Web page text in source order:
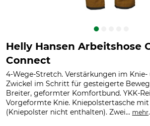
Helly Hansen Arbeitshose
Connect
4-Wege-Stretch. Verstärkungen im Knie-
Zwickel im Schritt für gesteigerte
Breiter, geformter Komfortbund. YKK-
Vorgeformte Knie. Kniepolstertasche mit
(Kniepolster nicht enthalten). Zwei... mehr.